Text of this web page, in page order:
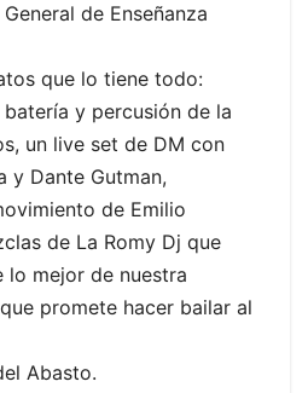
de Enseñanza
que lo tiene todo:
y percusión de la
un live set de DM con
y Dante Gutman,
de Emilio
de La Romy Dj que
lo mejor de nuestra
promete hacer bailar al
Abasto.